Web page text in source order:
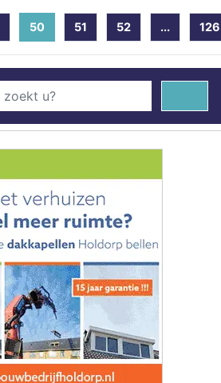
50 (current)
51 52 ... 126